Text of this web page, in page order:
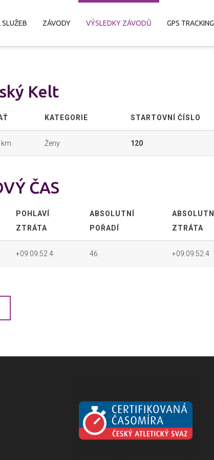
SLUŽEB ZÁVODY VÝSLEDKY ZÁVODŮ GPS TRACKING
Kelt
KATEGORIE STARTOVNÍ ČÍSLO
km Ženy 120
ČAS
POHLAVÍ
ZTRÁTA
ABSOLUTNÍ
POŘADÍ
ABSOLUTNÍ
ZTRÁTA
+09:09:52.4 46. +09:09:52.4